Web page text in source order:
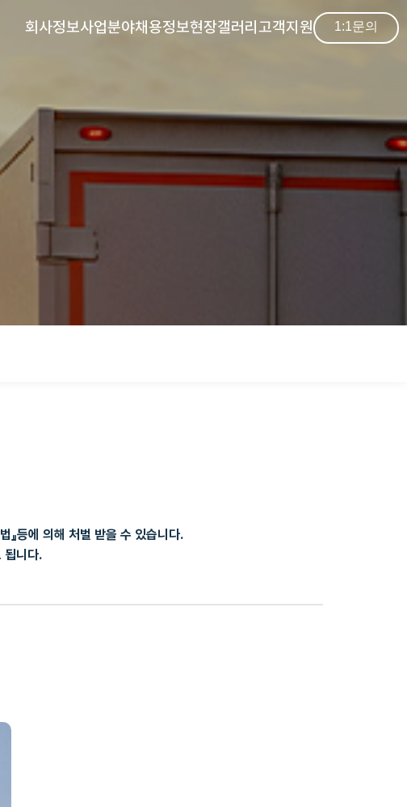
회사정보사업분야채용정보현장갤러리 고객지원 1:1문의
』등에 의해 처벌 받을 수 있습니다.
됩니다.